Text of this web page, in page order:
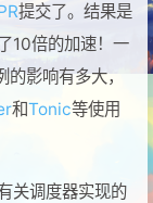
提交了。结果是
10倍的加速！一
的影响有多大，
和Tonic等使用
关调度器实现的